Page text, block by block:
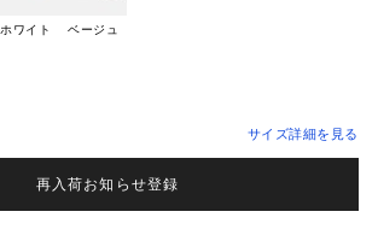
ホワイト ベージュ
サイズ詳細を見る
再入荷お知らせ登録